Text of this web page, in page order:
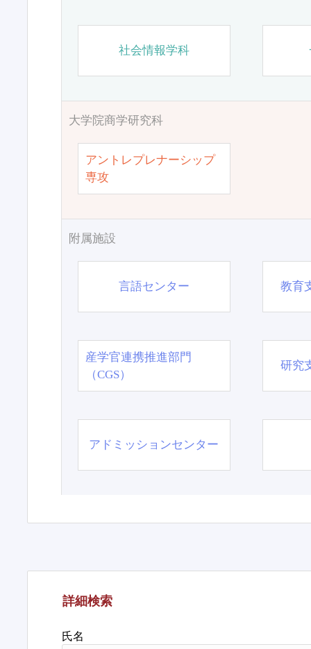
社会情報学科
大学院商学研究科
アントレプレナーシップ
専攻
附属施設
言語センター 教育
産学官連携推進部門
（CGS）
研究
アドミッションセンター
詳細検索
氏名